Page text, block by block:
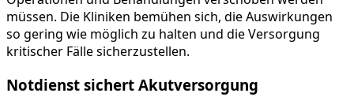
müssen. Die Kliniken bemühen sich, die Auswirkungen
so gering wie möglich zu halten und die Versorgung
kritischer Fälle sicherzustellen.
Notdienst sichert Akutversorgung